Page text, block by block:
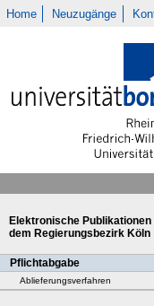
Home Neuzugänge
Elektronische Publikationen
dem Regierungsbezirk Köln
Pflichtabgabe
Ablieferungsverfahren